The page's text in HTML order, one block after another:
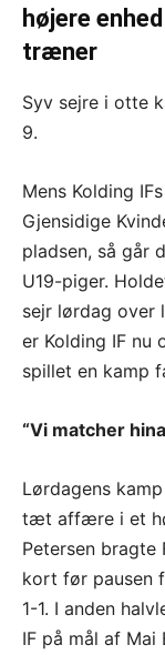
højere
træner
Syv sejre i otte
9.
Mens Kolding
Gjensidige
pladsen, så går
U19-piger.
sejr lørdag over
er Kolding IF nu
spillet en kamp
“Vi matcher
Lørdagens
tæt affære i et
Petersen bragte
kort før pausen
1-1. I anden
IF på mål af Mai